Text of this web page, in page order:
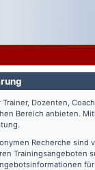
Dozenten,
Bereich anbieten.
Recherche sind
Trainingsangeboten